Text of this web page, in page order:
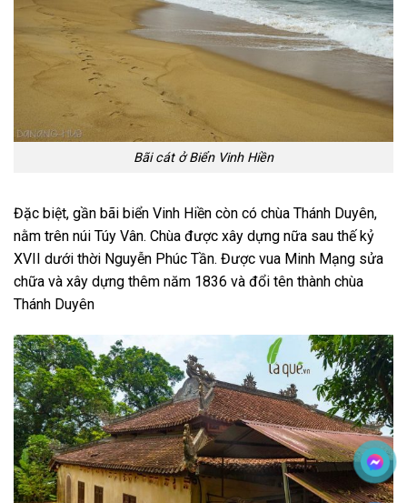
Bãi cát ở Biển Vinh Hiền
Đặc biệt, gần bãi biển Vinh Hiền còn có chùa Thánh Duyên,
nằm trên núi Túy Vân. Chùa được xây dựng nữa sau thế kỷ
XVII dưới thời Nguyễn Phúc Tần. Được vua Minh Mạng sửa
chữa và xây dựng thêm năm 1836 và đổi tên thành chùa
Thánh Duyên